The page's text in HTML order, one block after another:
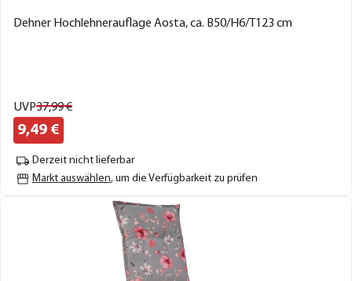
Dehner Hochlehnerauflage Aosta, ca. B50/H6/T123 cm
UVP37,99€
9,49 €
Derzeit nicht lieferbar
Markt auswählen, um die Verfügbarkeit zu prüfen